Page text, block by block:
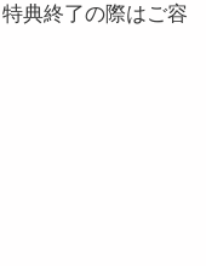
典終了の際はご容